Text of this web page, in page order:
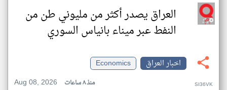
العراق يصدر أكثر من مليوني طن من
النفط عبر ميناء بانياس السوري
اخبار العراق
Economics
Aug 08, 2026
منذ ٨ ساعات SI36VK